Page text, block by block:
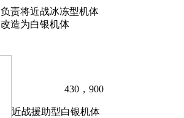
负责将近战冰冻型机体
改造为白银机体
430，900
近战援助型白银机体